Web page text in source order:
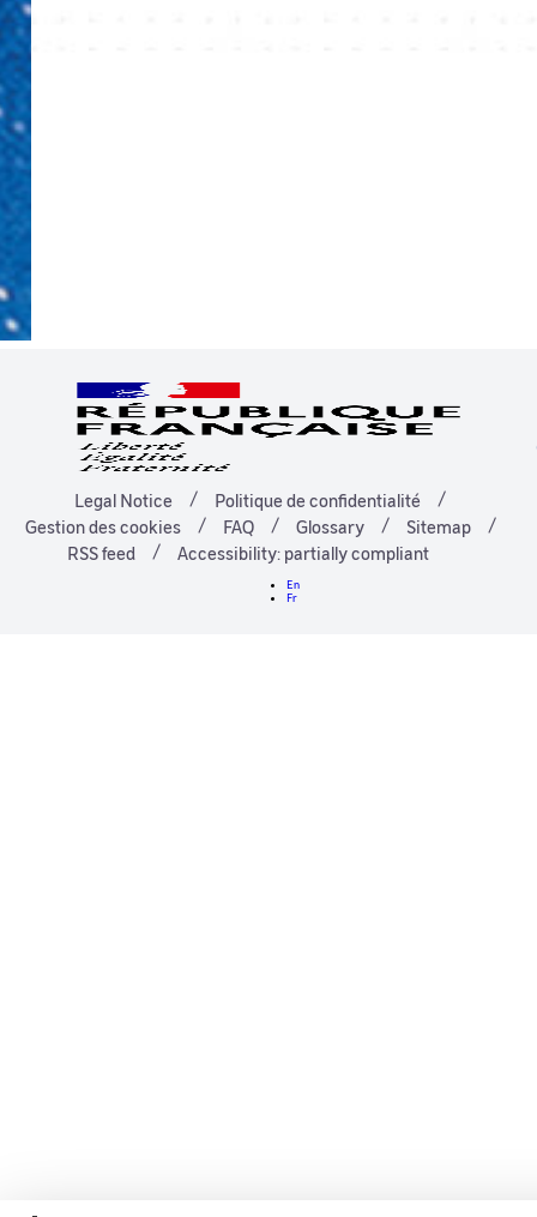
Legal Notice
Politique de confidentialité
Gestion des cookies
FAQ Glossary
Sitemap
RSS feed
Accessibility: partially compliant
En
Fr